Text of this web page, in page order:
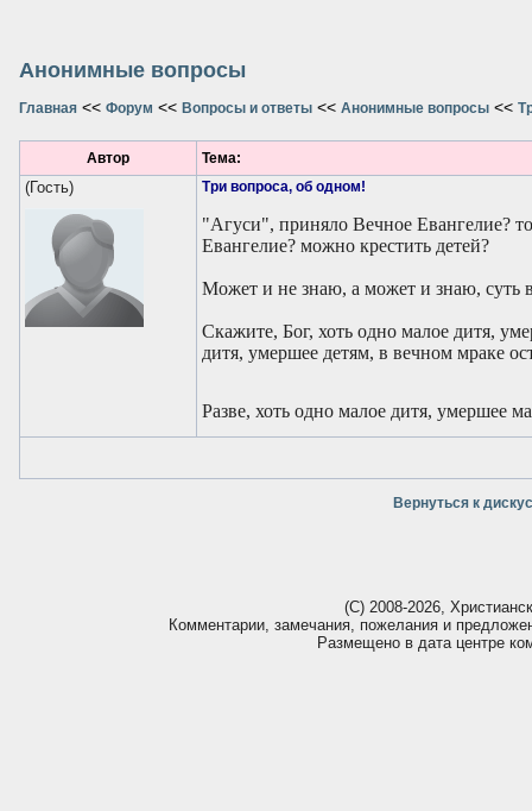
Анонимные вопросы
Главная << Форум << Вопросы и ответы << Анонимные вопросы <<
Автор Тема:
(Гость) Три вопроса, об одном!
"Агуси", приняло Вечное Евангелие?
Евангелие? можно крестить детей?
Может и не знаю, а может и знаю, суть
Скажите, Бог, хоть одно малое дитя,
дитя, умершее детям, в вечном мраке
Разве, хоть одно малое дитя, умершее
Вернуться к
(С) 2008-2026,
Комментарии, замечания, пожелания и
Размещено в дата центре